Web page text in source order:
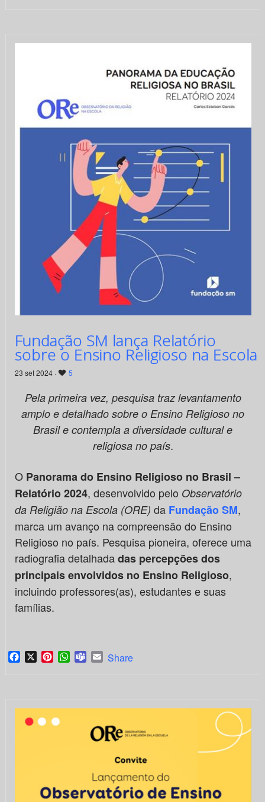
Fundação SM lança Relatório
sobre o Ensino Religioso na Escola
23 set 2024 · 5
Pela primeira vez, pesquisa traz levantamento
amplo e detalhado sobre o Ensino Religioso no
Brasil e contempla a diversidade cultural e
religiosa no país.
O Panorama do Ensino Religioso no Brasil –
Relatório 2024, desenvolvido pelo Observatório
da Religião na Escola (ORE) da Fundação SM,
marca um avanço na compreensão do Ensino
Religioso no país. Pesquisa pioneira, oferece uma
radiografia detalhadadas percepções dos
principais envolvidos no Ensino Religioso,
incluindo professores(as), estudantes e suas
famílias.
Facebook
X PinterestWhatsApp
TeamsEmail
Share